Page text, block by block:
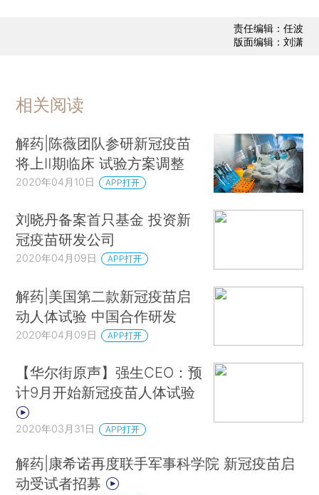
责任编辑：任波
版面编辑：刘潇
相关阅读
解药|陈薇团队参研新冠疫苗
将上Ⅱ期临床 试验方案调整
2020年04月10日 APP打开
刘晓丹备案首只基金 投资新
冠疫苗研发公司
2020年04月09日 APP打开
解药|美国第二款新冠疫苗启
动人体试验 中国合作研发
2020年04月09日 APP打开
【华尔街原声】强生CEO：预
计9月开始新冠疫苗人体试验
2020年03月31日 APP打开
解药|康希诺再度联手军事科学院 新冠疫苗启
动受试者招募